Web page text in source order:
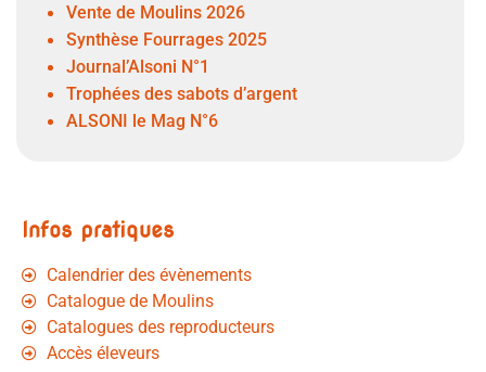
Vente de Moulins 2026
Synthèse Fourrages 2025
Journal’Alsoni N°1
Trophées des sabots d’argent
ALSONI le Mag N°6
Infos pratiques
Calendrier des évènements
Catalogue de Moulins
Catalogues des reproducteurs
Accès éleveurs